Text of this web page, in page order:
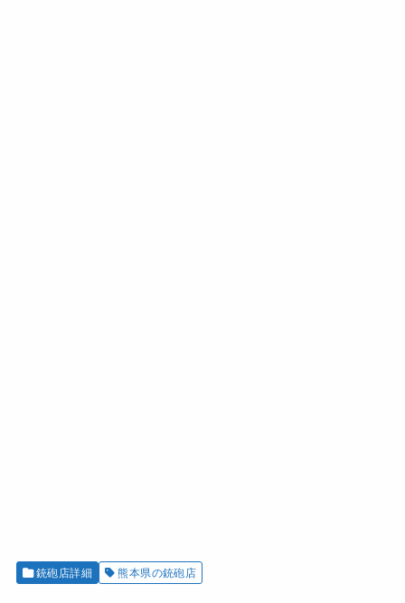
銃砲店詳細 熊本県の銃砲店